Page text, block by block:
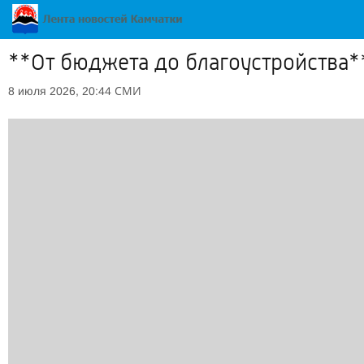
**От бюджета до
8 июля 2026, 20:44 СМИ